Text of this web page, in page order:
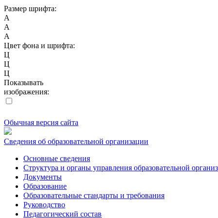
Размер шрифта:
A
A
A
Цвет фона и шрифта:
Ц
Ц
Ц
Показывать
изображения:
Обычная версия сайта
Сведения об образовательной организации
Основные сведения
Структура и органы управления образовательной
Документы
Образование
Образовательные стандарты и требования
Руководство
Педагогический состав